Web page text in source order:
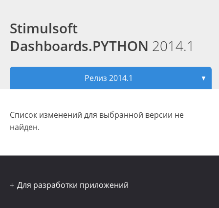
Stimulsoft
Dashboards.PYTHON 2014.1
Релиз 2014.1 ▼
Список изменений для выбранной версии не
найден.
Для разработки приложений